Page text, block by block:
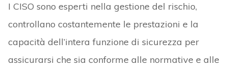
I CISO sono esperti nella gestione del rischio,
controllano costantemente le prestazioni e la
capacità dell’intera funzione di sicurezza per
assicurarsi che sia conforme alle normative e alle